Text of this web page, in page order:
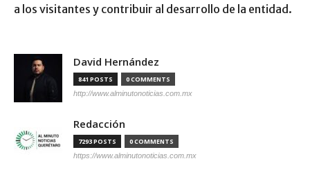
a los visitantes y contribuir al desarrollo de la entidad.
David Hernández
841 POSTS 0 COMMENTS
http://www.alminutonoticias.com.mx
Redacción
7293 POSTS 0 COMMENTS
https://www.alminutonoticias.com.mx